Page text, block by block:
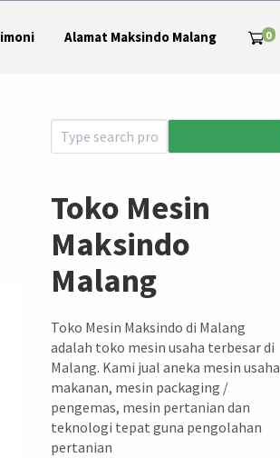
Alamat Maksindo Malang 0
Toko Mesin
Maksindo
Malang
Toko Mesin Maksindo di Malang
adalah toko mesin usaha terbesar di
Malang. Kami jual aneka mesin usaha
makanan, mesin packaging /
pengemas, mesin pertanian dan
teknologi tepat guna pengolahan
pertanian